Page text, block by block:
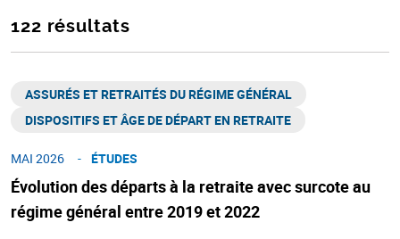
122 résultats
Évolution des départs à la retraite avec surcote au
régime général entre 2019 et 2022
ASSURÉS ET RETRAITÉS DU RÉGIME GÉNÉRAL​
DISPOSITIFS ET ÂGE DE DÉPART EN RETRAITE​
MAI 2026 ÉTUDES